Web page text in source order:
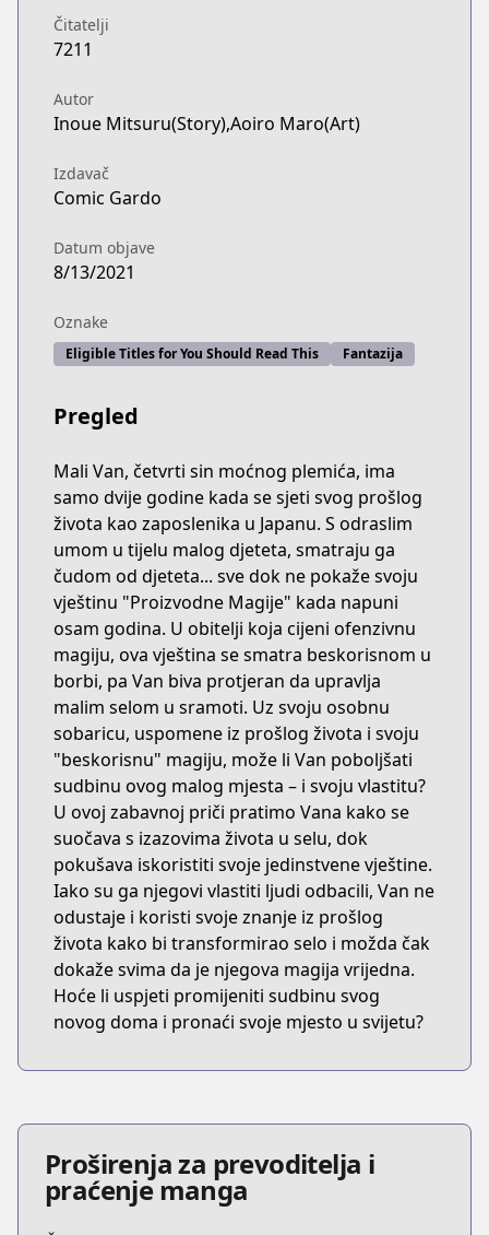
Čitatelji
7211
Autor
Inoue Mitsuru(Story),Aoiro Maro(Art)
Izdavač
Comic Gardo
Datum objave
8/13/2021
Oznake
Eligible Titles for You Should Read This Fantazija
Pregled
Mali Van, četvrti sin moćnog plemića, ima
samo dvije godine kada se sjeti svog prošlog
života kao zaposlenika u Japanu. S odraslim
umom u tijelu malog djeteta, smatraju ga
čudom od djeteta... sve dok ne pokaže svoju
vještinu "Proizvodne Magije" kada napuni
osam godina. U obitelji koja cijeni ofenzivnu
magiju, ova vještina se smatra beskorisnom u
borbi, pa Van biva protjeran da upravlja
malim selom u sramoti. Uz svoju osobnu
sobaricu, uspomene iz prošlog života i svoju
"beskorisnu" magiju, može li Van poboljšati
sudbinu ovog malog mjesta – i svoju vlastitu?
U ovoj zabavnoj priči pratimo Vana kako se
suočava s izazovima života u selu, dok
pokušava iskoristiti svoje jedinstvene vještine.
Iako su ga njegovi vlastiti ljudi odbacili, Van ne
odustaje i koristi svoje znanje iz prošlog
života kako bi transformirao selo i možda čak
dokaže svima da je njegova magija vrijedna.
Hoće li uspjeti promijeniti sudbinu svog
novog doma i pronaći svoje mjesto u svijetu?
Proširenja za prevoditelja i
praćenje manga